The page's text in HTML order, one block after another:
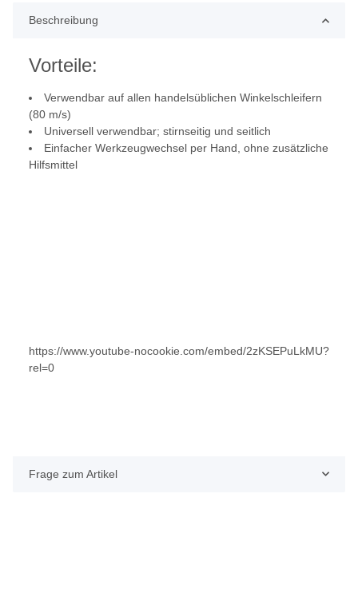
Beschreibung
Vorteile:
Verwendbar auf allen handelsüblichen Winkelschleifern
(80 m/s)
Universell verwendbar; stirnseitig und seitlich
Einfacher Werkzeugwechsel per Hand, ohne zusätzliche
Hilfsmittel
https://www.youtube-nocookie.com/embed/2zKSEPuLkMU?
rel=0
Frage zum Artikel